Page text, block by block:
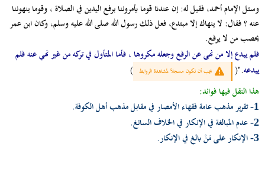
وسئل الإمام أحمد، فقيل له: إن عندنا قوما يأمروننا برفع اليدين في الصلاة ، وقوما ينهوننا
عنه ؟ فقال: لا ينهاك إلا مبتدع، فعل ذلك رسول الله صلى الله عليه وسلم، وكان ابن عمر
يحصب من لا يرفع.
فلم يبدع إلا من نهى عن الرفع وجعله مكروها ، فأما المتأول في تركه من غير نهي عنه فلم
يبدعه."( يجب أن تكون مسجلاً لمشاهدة الروابط )
هذا النقل فيها فوائد:
1- تقرير مذهب عامة فقهاء الأمصار في مقابل مذهب أهل الكوفة.
2- عدم المبالغة في الإنكار في الخلاف السائغ.
3- الإنكار على مَنْ بالغ في الإنكار.